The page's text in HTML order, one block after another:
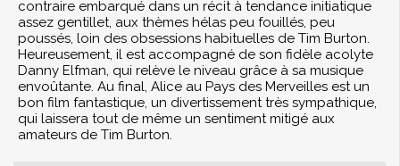
contraire embarqué dans un récit à tendance initiatique
assez gentillet, aux thèmes hélas peu fouillés, peu
poussés, loin des obsessions habituelles de Tim Burton.
Heureusement, il est accompagné de son fidèle acolyte
Danny Elfman, qui relève le niveau grâce à sa musique
envoûtante. Au final, Alice au Pays des Merveilles est un
bon film fantastique, un divertissement très sympathique,
qui laissera tout de même un sentiment mitigé aux
amateurs de Tim Burton.